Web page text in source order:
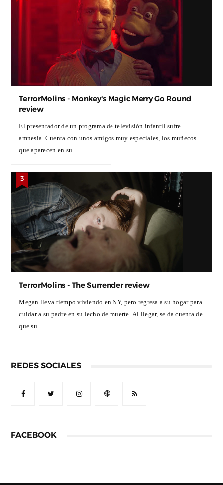
TerrorMolins - Monkey's Magic Merry Go Round
review
El presentador de un programa de televisión infantil sufre
amnesia. Cuenta con unos amigos muy especiales, los muñecos
que aparecen en su ...
TerrorMolins - The Surrender review
Megan lleva tiempo viviendo en NY, pero regresa a su hogar para
cuidar a su padre en su lecho de muerte. Al llegar, se da cuenta de
que su...
REDES SOCIALES
FACEBOOK